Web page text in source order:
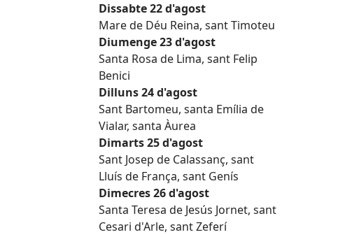
Dissabte 22 d'agost
Mare de Déu Reina, sant Timoteu
Diumenge 23 d'agost
Santa Rosa de Lima, sant Felip
Benici
Dilluns 24 d'agost
Sant Bartomeu, santa Emília de
Vialar, santa Àurea
Dimarts 25 d'agost
Sant Josep de Calassanç, sant
Lluís de França, sant Genís
Dimecres 26 d'agost
Santa Teresa de Jesús Jornet, sant
Cesari d'Arle, sant Zeferí